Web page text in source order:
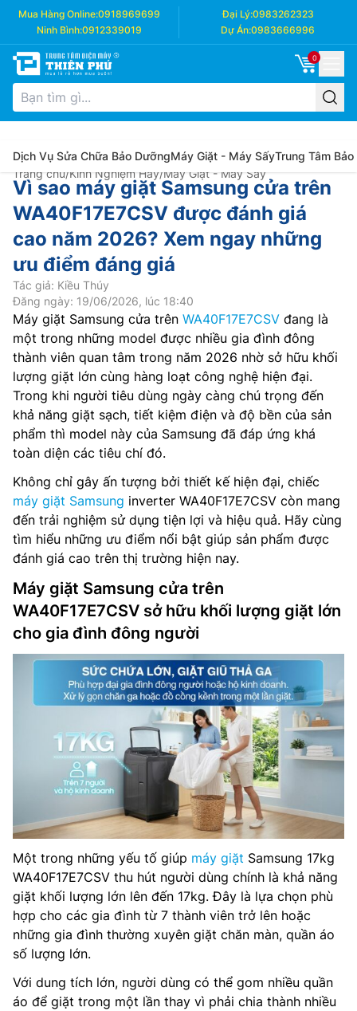
Mua Hàng Online:0918969699 Đại Lý:0983262323
Ninh Bình:0912339019 Dự Án:0983666996
0
Dịch Vụ Sửa Chữa Bảo DưỡngMáy Giặt - Máy SấyTrung Tâm Bảo
Trang chủ/Kinh Nghiệm Hay/Máy Giặt - Máy Sấy
Vì sao máy giặt Samsung cửa trên
WA40F17E7CSV được đánh giá
cao năm 2026? Xem ngay những
ưu điểm đáng giá
Tác giả: Kiều Thúy
Đăng ngày: 19/06/2026, lúc 18:40
Máy giặt Samsung cửa trên WA40F17E7CSV đang là
một trong những model được nhiều gia đình đông
thành viên quan tâm trong năm 2026 nhờ sở hữu khối
lượng giặt lớn cùng hàng loạt công nghệ hiện đại.
Trong khi người tiêu dùng ngày càng chú trọng đến
khả năng giặt sạch, tiết kiệm điện và độ bền của sản
phẩm thì model này của Samsung đã đáp ứng khá
toàn diện các tiêu chí đó.
Không chỉ gây ấn tượng bởi thiết kế hiện đại, chiếc
máy giặt Samsung inverter WA40F17E7CSV còn mang
đến trải nghiệm sử dụng tiện lợi và hiệu quả. Hãy cùng
tìm hiểu những ưu điểm nổi bật giúp sản phẩm được
đánh giá cao trên thị trường hiện nay.
Máy giặt Samsung cửa trên
WA40F17E7CSV sở hữu khối lượng giặt lớn
cho gia đình đông người
Một trong những yếu tố giúp máy giặt Samsung 17kg
WA40F17E7CSV thu hút người dùng chính là khả năng
giặt khối lượng lớn lên đến 17kg. Đây là lựa chọn phù
hợp cho các gia đình từ 7 thành viên trở lên hoặc
những gia đình thường xuyên giặt chăn màn, quần áo
số lượng lớn.
Với dung tích lớn, người dùng có thể gom nhiều quần
áo để giặt trong một lần thay vì phải chia thành nhiều